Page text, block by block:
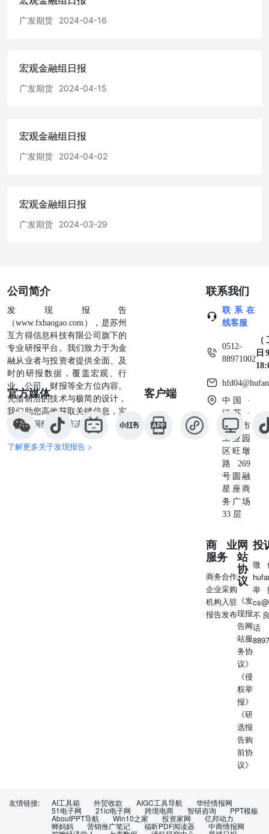
广发期货 2024-04-16
宏观金融组日报
广发期货 2024-04-15
宏观金融组日报
广发期货 2024-04-02
宏观金融组日报
广发期货 2024-03-29
公司简介
发现报告
（www.fxbaogao.com），是苏州
互方得信息科技有限公司旗下的
专业研报平台。我们致力于为金
融从业者与投资者提供全面、及
时的研报数据，覆盖宏观、行
业、公司、财报等全方位内容。
凭借前沿的技术与极简的设计，
我们助您高效获取关键信息，实
现深度洞察与精准决策。
了解更多关于发现报告 >
官方媒体 客户端
联系我们
联系在
线客服
0512-
88971002
日
中国 ·
江苏 ·
苏州市
工业园
区旺墩
路269
号圆融
星座商
务广场
33 层
商业
服务
商务合作
企业采购
机构入驻
报告发布
网
站
协
议
《发
现报
告网
站服
务协
议》
《侵
权举
报》
《研
选报
告购
前协
议》
投
微
举
不
友情链接: AI工具箱 外贸收款 AIGC工具导航 华经情报网
51电子网 21ic电子网 跨境电商 智研咨询 PPT模板
AboutPPT导航 Win10之家 投资家网 亿邦动力
蝉妈妈 营销推广笔记 福昕PDF阅读器 中商情报网